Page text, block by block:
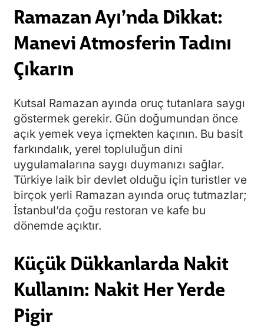
Ramazan Ayı’nda Dikkat:
Manevi Atmosferin Tadını
Çıkarın
Kutsal Ramazan ayında oruç tutanlara saygı
göstermek gerekir. Gün doğumundan önce
açık yemek veya içmekten kaçının. Bu basit
farkındalık, yerel topluluğun dini
uygulamalarına saygı duymanızı sağlar.
Türkiye laik bir devlet olduğu için turistler ve
birçok yerli Ramazan ayında oruç tutmazlar;
İstanbul’da çoğu restoran ve kafe bu
dönemde açıktır.
Küçük Dükkanlarda Nakit
Kullanın: Nakit Her Yerde
Pigir